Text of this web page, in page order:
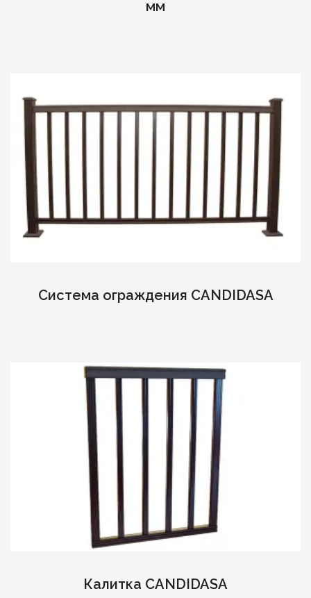
мм
Система ограждения CANDIDASA
Калитка CANDIDASA